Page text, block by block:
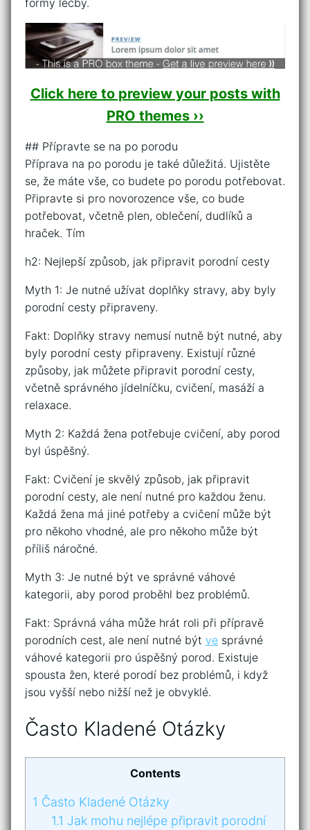
formy léčby.
Click here to preview your posts with
PRO themes ››
## Přípravte se na po porodu
Příprava na po porodu je také důležitá. Ujistěte
se, že máte vše, co budete po porodu potřebovat.
Připravte si pro novorozence vše, co bude
potřebovat, včetně plen, oblečení, dudlíků a
hraček. Tím
h2: Nejlepší způsob, jak připravit porodní cesty
Myth 1: Je nutné užívat doplňky stravy, aby byly
porodní cesty připraveny.
Fakt: Doplňky stravy nemusí nutně být nutné, aby
byly porodní cesty připraveny. Existují různé
způsoby, jak můžete připravit porodní cesty,
včetně správného jídelníčku, cvičení, masáží a
relaxace.
Myth 2: Každá žena potřebuje cvičení, aby porod
byl úspěšný.
Fakt: Cvičení je skvělý způsob, jak připravit
porodní cesty, ale není nutné pro každou ženu.
Každá žena má jiné potřeby a cvičení může být
pro někoho vhodné, ale pro někoho může být
příliš náročné.
Myth 3: Je nutné být ve správné váhové
kategorii, aby porod proběhl bez problémů.
Fakt: Správná váha může hrát roli při přípravě
porodních cest, ale není nutné být ve správné
váhové kategorii pro úspěšný porod. Existuje
spousta žen, které porodí bez problémů, i když
jsou vyšší nebo nižší než je obvyklé.
Často Kladené Otázky
Contents
1 Často Kladené Otázky
1.1 Jak mohu nejlépe připravit porodní